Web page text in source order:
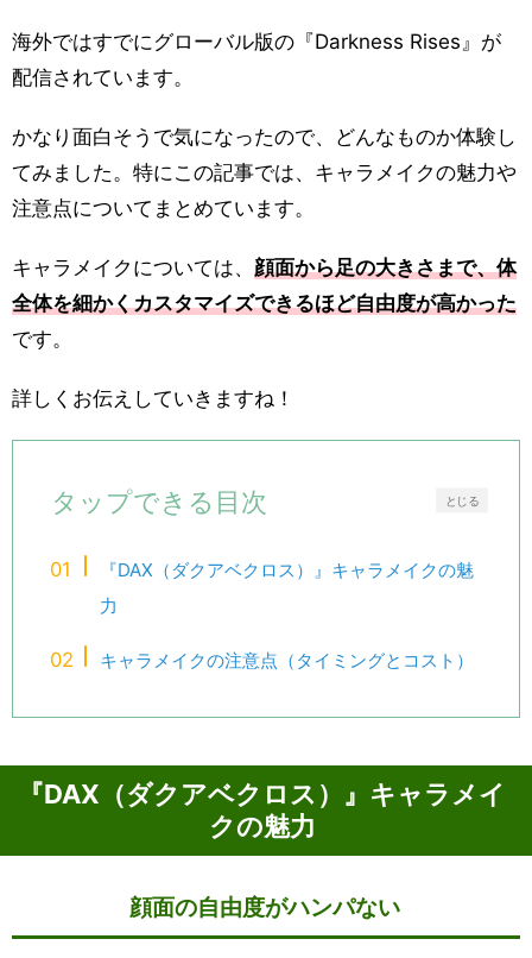
海外ではすでにグローバル版の『Darkness Rises』が
配信されています。
かなり面白そうで気になったので、どんなものか体験し
てみました。特にこの記事では、キャラメイクの魅力や
注意点についてまとめています。
キャラメイクについては、 顔面から足の大きさまで、体
全体を細かくカスタマイズできるほど自由度が高かった
です。
詳しくお伝えしていきますね！
とじる
タップできる目次
『DAX（ダクアベクロス）』キャラメイクの魅
力
キャラメイクの注意点（タイミングとコスト）
『DAX（ダクアベクロス）』キャラメイ
クの魅力
顔面の自由度がハンパない